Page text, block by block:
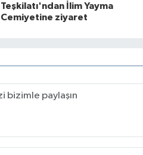
Teşkilatı'ndan İlim Yayma
Cemiyetine ziyaret